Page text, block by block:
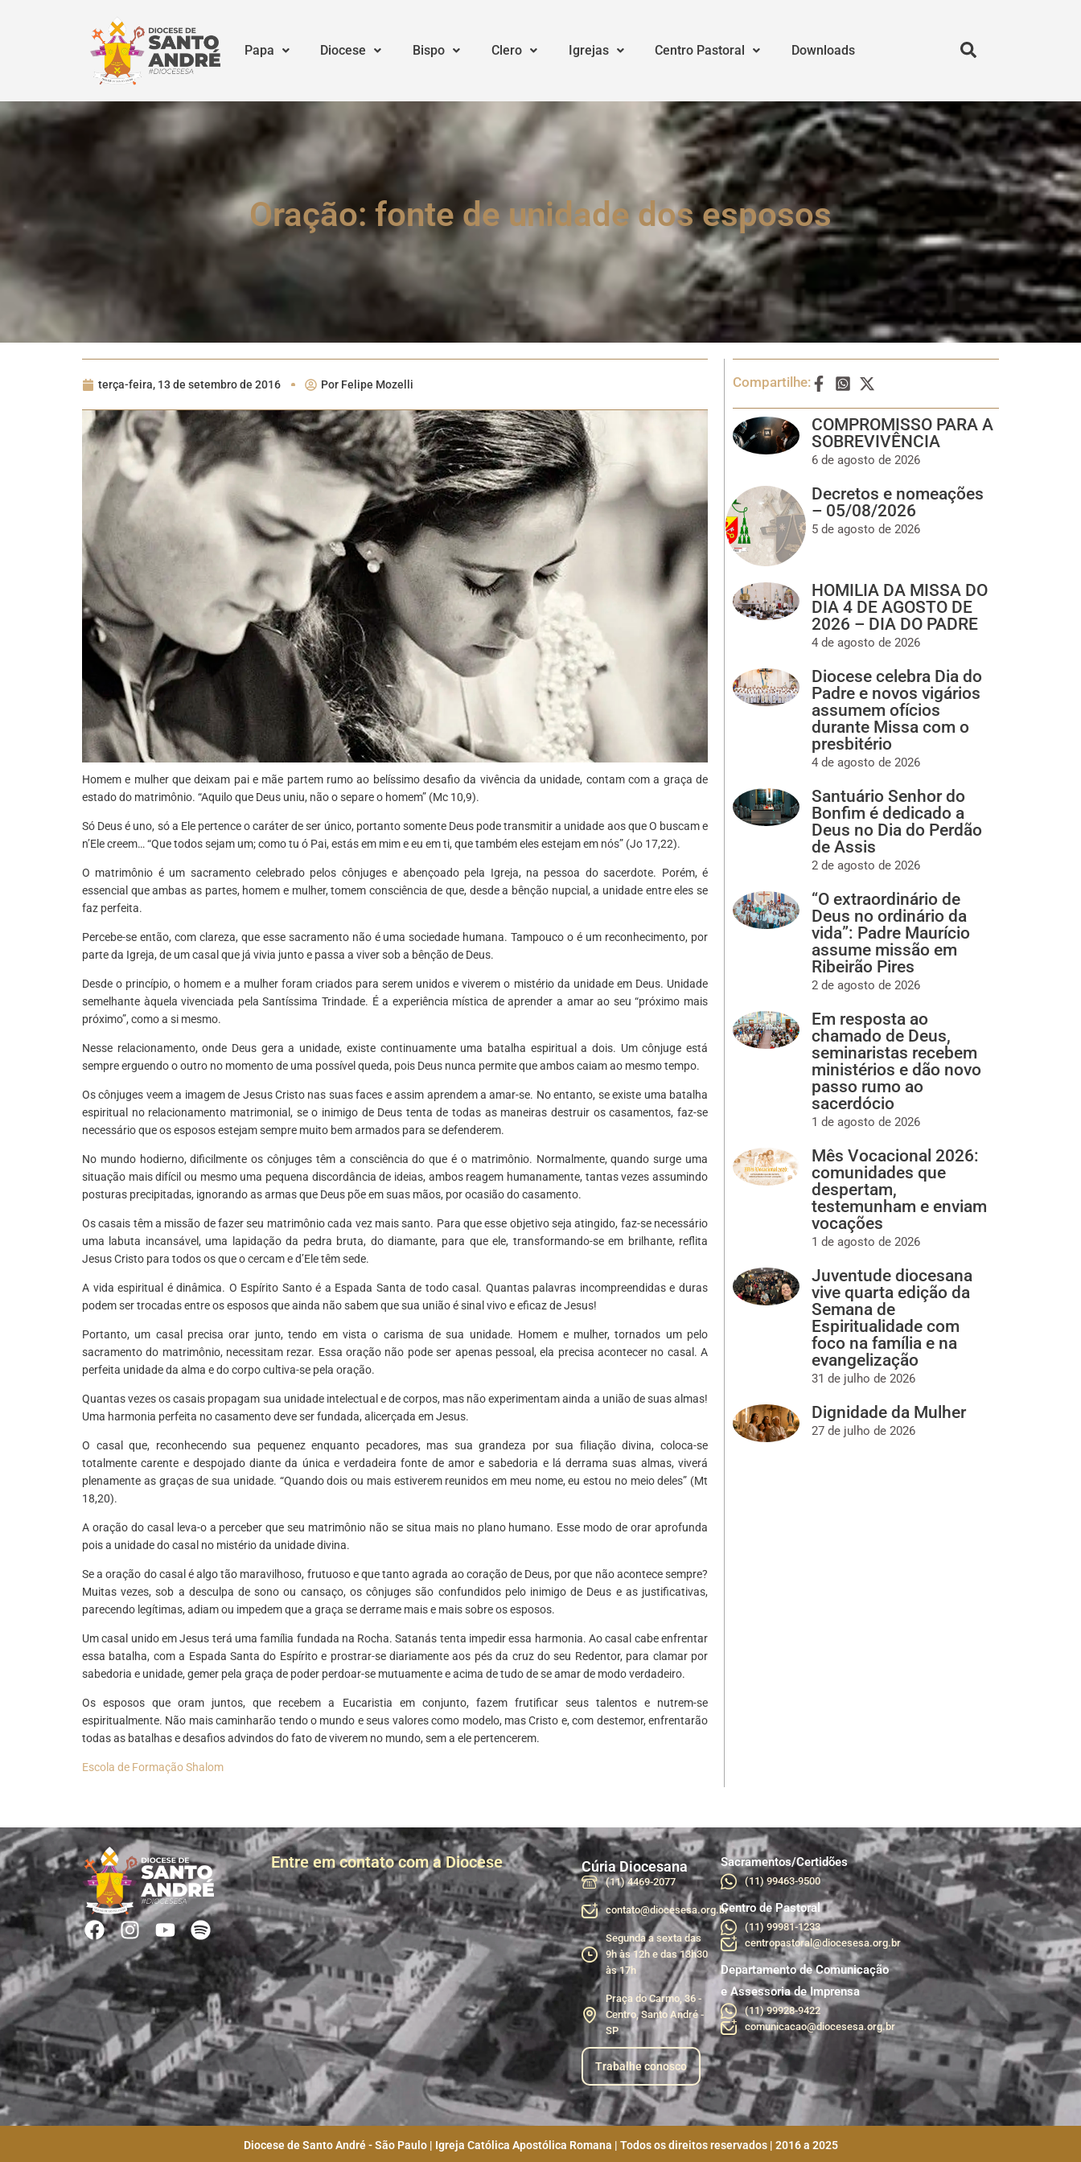
Papa Diocese Bispo Clero Igrejas Centro Pastoral Downloads
Oração: fonte de unidade dos esposos
terça-feira, 13 de setembro de 2016 Por Felipe Mozelli
Homem e mulher que deixam pai e mãe partem rumo ao belíssimo desafio da vivência da unidade, contam com a graça de
estado do matrimônio. “Aquilo que Deus uniu, não o separe o homem” (Mc 10,9).
Só Deus é uno, só a Ele pertence o caráter de ser único, portanto somente Deus pode transmitir a unidade aos que O buscam e
n’Ele creem… “Que todos sejam um; como tu ó Pai, estás em mim e eu em ti, que também eles estejam em nós” (Jo 17,22).
O matrimônio é um sacramento celebrado pelos cônjuges e abençoado pela Igreja, na pessoa do sacerdote. Porém, é
essencial que ambas as partes, homem e mulher, tomem consciência de que, desde a bênção nupcial, a unidade entre eles se
faz perfeita.
Percebe-se então, com clareza, que esse sacramento não é uma sociedade humana. Tampouco o é um reconhecimento, por
parte da Igreja, de um casal que já vivia junto e passa a viver sob a bênção de Deus.
Desde o princípio, o homem e a mulher foram criados para serem unidos e viverem o mistério da unidade em Deus. Unidade
semelhante àquela vivenciada pela Santíssima Trindade. É a experiência mística de aprender a amar ao seu “próximo mais
próximo”, como a si mesmo.
Nesse relacionamento, onde Deus gera a unidade, existe continuamente uma batalha espiritual a dois. Um cônjuge está
sempre erguendo o outro no momento de uma possível queda, pois Deus nunca permite que ambos caiam ao mesmo tempo.
Os cônjuges veem a imagem de Jesus Cristo nas suas faces e assim aprendem a amar-se. No entanto, se existe uma batalha
espiritual no relacionamento matrimonial, se o inimigo de Deus tenta de todas as maneiras destruir os casamentos, faz-se
necessário que os esposos estejam sempre muito bem armados para se defenderem.
No mundo hodierno, dificilmente os cônjuges têm a consciência do que é o matrimônio. Normalmente, quando surge uma
situação mais difícil ou mesmo uma pequena discordância de ideias, ambos reagem humanamente, tantas vezes assumindo
posturas precipitadas, ignorando as armas que Deus põe em suas mãos, por ocasião do casamento.
Os casais têm a missão de fazer seu matrimônio cada vez mais santo. Para que esse objetivo seja atingido, faz-se necessário
uma labuta incansável, uma lapidação da pedra bruta, do diamante, para que ele, transformando-se em brilhante, reflita
Jesus Cristo para todos os que o cercam e d’Ele têm sede.
A vida espiritual é dinâmica. O Espírito Santo é a Espada Santa de todo casal. Quantas palavras incompreendidas e duras
podem ser trocadas entre os esposos que ainda não sabem que sua união é sinal vivo e eficaz de Jesus!
Portanto, um casal precisa orar junto, tendo em vista o carisma de sua unidade. Homem e mulher, tornados um pelo
sacramento do matrimônio, necessitam rezar. Essa oração não pode ser apenas pessoal, ela precisa acontecer no casal. A
perfeita unidade da alma e do corpo cultiva-se pela oração.
Quantas vezes os casais propagam sua unidade intelectual e de corpos, mas não experimentam ainda a união de suas almas!
Uma harmonia perfeita no casamento deve ser fundada, alicerçada em Jesus.
O casal que, reconhecendo sua pequenez enquanto pecadores, mas sua grandeza por sua filiação divina, coloca-se
totalmente carente e despojado diante da única e verdadeira fonte de amor e sabedoria e lá derrama suas almas, viverá
plenamente as graças de sua unidade. “Quando dois ou mais estiverem reunidos em meu nome, eu estou no meio deles” (Mt
18,20).
A oração do casal leva-o a perceber que seu matrimônio não se situa mais no plano humano. Esse modo de orar aprofunda
pois a unidade do casal no mistério da unidade divina.
Se a oração do casal é algo tão maravilhoso, frutuoso e que tanto agrada ao coração de Deus, por que não acontece sempre?
Muitas vezes, sob a desculpa de sono ou cansaço, os cônjuges são confundidos pelo inimigo de Deus e as justificativas,
parecendo legítimas, adiam ou impedem que a graça se derrame mais e mais sobre os esposos.
Um casal unido em Jesus terá uma família fundada na Rocha. Satanás tenta impedir essa harmonia. Ao casal cabe enfrentar
essa batalha, com a Espada Santa do Espírito e prostrar-se diariamente aos pés da cruz do seu Redentor, para clamar por
sabedoria e unidade, gemer pela graça de poder perdoar-se mutuamente e acima de tudo de se amar de modo verdadeiro.
Os esposos que oram juntos, que recebem a Eucaristia em conjunto, fazem frutificar seus talentos e nutrem-se
espiritualmente. Não mais caminharão tendo o mundo e seus valores como modelo, mas Cristo e, com destemor, enfrentarão
todas as batalhas e desafios advindos do fato de viverem no mundo, sem a ele pertencerem.
Escola de Formação Shalom
Compartilhe:
COMPROMISSO PARA A
SOBREVIVÊNCIA
6 de agosto de 2026
Decretos e nomeações
– 05/08/2026
5 de agosto de 2026
HOMILIA DA MISSA DO
DIA 4 DE AGOSTO DE
2026 – DIA DO PADRE
4 de agosto de 2026
Diocese celebra Dia do
Padre e novos vigários
assumem ofícios
durante Missa com o
presbitério
4 de agosto de 2026
Santuário Senhor do
Bonfim é dedicado a
Deus no Dia do Perdão
de Assis
2 de agosto de 2026
“O extraordinário de
Deus no ordinário da
vida”: Padre Maurício
assume missão em
Ribeirão Pires
2 de agosto de 2026
Em resposta ao
chamado de Deus,
seminaristas recebem
ministérios e dão novo
passo rumo ao
sacerdócio
1 de agosto de 2026
Mês Vocacional 2026:
comunidades que
despertam,
testemunham e enviam
vocações
1 de agosto de 2026
Juventude diocesana
vive quarta edição da
Semana de
Espiritualidade com
foco na família e na
evangelização
31 de julho de 2026
Dignidade da Mulher
27 de julho de 2026
Entre em contato com a Diocese Cúria Diocesana
(11) 4469-2077
contato@diocesesa.org.br
Segunda a sexta das
9h às 12h e das 13h30
às 17h
Praça do Carmo, 36 -
Centro, Santo André -
SP
Trabalhe conosco
Sacramentos/Certidões
(11) 99463-9500
Centro de Pastoral
(11) 99981-1233
centropastoral@diocesesa.org.br
Departamento de Comunicação
e Assessoria de Imprensa
(11) 99928-9422
comunicacao@diocesesa.org.br
Diocese de Santo André - São Paulo | Igreja Católica Apostólica Romana | Todos os direitos reservados | 2016 a 2025